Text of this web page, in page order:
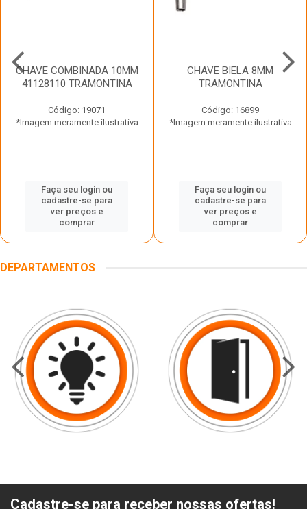
CHAVE COMBINADA 10MM
41128110 TRAMONTINA
Código: 19071
*Imagem meramente ilustrativa
Faça seu login ou
cadastre-se para
ver preços e
comprar
CHAVE BIELA 8MM
TRAMONTINA
Código: 16899
*Imagem meramente ilustrativa
Faça seu login ou
cadastre-se para
ver preços e
comprar
DEPARTAMENTOS
Cadastre-se para receber nossas ofertas!